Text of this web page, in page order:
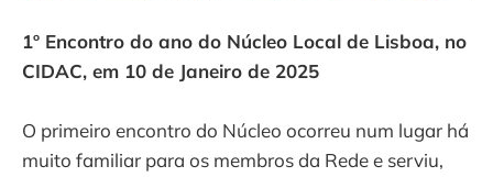
1º Encontro do ano do Núcleo Local de Lisboa, no
CIDAC, em 10 de Janeiro de 2025
O primeiro encontro do Núcleo ocorreu num lugar há
muito familiar para os membros da Rede e serviu,